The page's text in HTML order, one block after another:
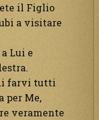
il Figlio
a visitare
Lui e
farvi tutti
per Me,
veramente